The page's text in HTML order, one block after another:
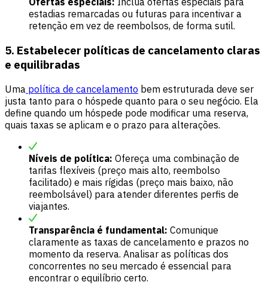
estadias remarcadas ou futuras para incentivar a
retenção em vez de reembolsos, de forma sutil.
5. Estabelecer políticas de cancelamento claras
e equilibradas
Uma política de cancelamento bem estruturada deve ser
justa tanto para o hóspede quanto para o seu negócio. Ela
define quando um hóspede pode modificar uma reserva,
quais taxas se aplicam e o prazo para alterações.
Níveis de política: Ofereça uma combinação de
tarifas flexíveis (preço mais alto, reembolso
facilitado) e mais rígidas (preço mais baixo, não
reembolsável) para atender diferentes perfis de
viajantes.
Transparência é fundamental: Comunique
claramente as taxas de cancelamento e prazos no
momento da reserva. Analisar as políticas dos
concorrentes no seu mercado é essencial para
encontrar o equilíbrio certo.